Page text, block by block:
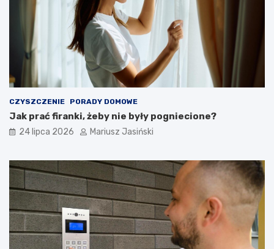
CZYSZCZENIE PORADY DOMOWE
Jak prać firanki, żeby nie były pogniecione?
24 lipca 2026 Mariusz Jasiński